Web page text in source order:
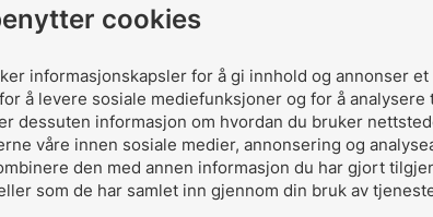
cookies
informasjonskapsler for å gi innhold og annonser
å levere sosiale mediefunksjoner og for å analysere
dessuten informasjon om hvordan du bruker
våre innen sosiale medier, annonsering og
den med annen informasjon du har gjort
som de har samlet inn gjennom din bruk av
Designed and